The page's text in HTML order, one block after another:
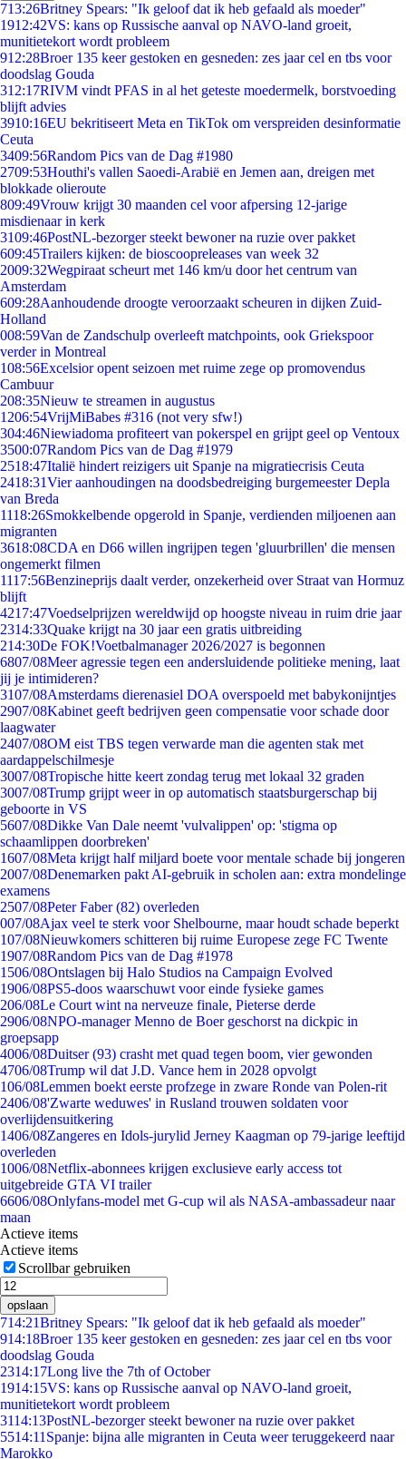
713:26Britney Spears: "Ik geloof dat ik heb gefaald als moeder"
1912:42VS: kans op Russische aanval op NAVO-land groeit,
munitietekort wordt probleem
912:28Broer 135 keer gestoken en gesneden: zes jaar cel en tbs voor
doodslag Gouda
312:17RIVM vindt PFAS in al het geteste moedermelk, borstvoeding
blijft advies
3910:16EU bekritiseert Meta en TikTok om verspreiden desinformatie
Ceuta
3409:56Random Pics van de Dag #1980
2709:53Houthi's vallen Saoedi-Arabië en Jemen aan, dreigen met
blokkade olieroute
809:49Vrouw krijgt 30 maanden cel voor afpersing 12-jarige
misdienaar in kerk
3109:46PostNL-bezorger steekt bewoner na ruzie over pakket
609:45Trailers kijken: de bioscoopreleases van week 32
2009:32Wegpiraat scheurt met 146 km/u door het centrum van
Amsterdam
609:28Aanhoudende droogte veroorzaakt scheuren in dijken Zuid-
Holland
008:59Van de Zandschulp overleeft matchpoints, ook Griekspoor
verder in Montreal
108:56Excelsior opent seizoen met ruime zege op promovendus
Cambuur
208:35Nieuw te streamen in augustus
1206:54VrijMiBabes #316 (not very sfw!)
304:46Niewiadoma profiteert van pokerspel en grijpt geel op Ventoux
3500:07Random Pics van de Dag #1979
2518:47Italië hindert reizigers uit Spanje na migratiecrisis Ceuta
2418:31Vier aanhoudingen na doodsbedreiging burgemeester Depla
van Breda
1118:26Smokkelbende opgerold in Spanje, verdienden miljoenen aan
migranten
3618:08CDA en D66 willen ingrijpen tegen 'gluurbrillen' die mensen
ongemerkt filmen
1117:56Benzineprijs daalt verder, onzekerheid over Straat van Hormuz
blijft
4217:47Voedselprijzen wereldwijd op hoogste niveau in ruim drie jaar
2314:33Quake krijgt na 30 jaar een gratis uitbreiding
214:30De FOK!Voetbalmanager 2026/2027 is begonnen
6807/08Meer agressie tegen een andersluidende politieke mening, laat
jij je intimideren?
3107/08Amsterdams dierenasiel DOA overspoeld met babykonijntjes
2907/08Kabinet geeft bedrijven geen compensatie voor schade door
laagwater
2407/08OM eist TBS tegen verwarde man die agenten stak met
aardappelschilmesje
3007/08Tropische hitte keert zondag terug met lokaal 32 graden
3007/08Trump grijpt weer in op automatisch staatsburgerschap bij
geboorte in VS
5607/08Dikke Van Dale neemt 'vulvalippen' op: 'stigma op
schaamlippen doorbreken'
1607/08Meta krijgt half miljard boete voor mentale schade bij jongeren
2007/08Denemarken pakt AI-gebruik in scholen aan: extra mondelinge
examens
2507/08Peter Faber (82) overleden
007/08Ajax veel te sterk voor Shelbourne, maar houdt schade beperkt
107/08Nieuwkomers schitteren bij ruime Europese zege FC Twente
1907/08Random Pics van de Dag #1978
1506/08Ontslagen bij Halo Studios na Campaign Evolved
1906/08PS5-doos waarschuwt voor einde fysieke games
206/08Le Court wint na nerveuze finale, Pieterse derde
2906/08NPO-manager Menno de Boer geschorst na dickpic in
groepsapp
4006/08Duitser (93) crasht met quad tegen boom, vier gewonden
4706/08Trump wil dat J.D. Vance hem in 2028 opvolgt
106/08Lemmen boekt eerste profzege in zware Ronde van Polen-rit
2406/08'Zwarte weduwes' in Rusland trouwen soldaten voor
overlijdensuitkering
1406/08Zangeres en Idols-jurylid Jerney Kaagman op 79-jarige leeftijd
overleden
1006/08Netflix-abonnees krijgen exclusieve early access tot
uitgebreide GTA VI trailer
6606/08Onlyfans-model met G-cup wil als NASA-ambassadeur naar
maan
Actieve items
Actieve items
Scrollbar gebruiken
opslaan
714:21Britney Spears: "Ik geloof dat ik heb gefaald als moeder"
914:18Broer 135 keer gestoken en gesneden: zes jaar cel en tbs voor
doodslag Gouda
2314:17Long live the 7th of October
1914:15VS: kans op Russische aanval op NAVO-land groeit,
munitietekort wordt probleem
3114:13PostNL-bezorger steekt bewoner na ruzie over pakket
5514:11 Spanje: bijna alle migranten in Ceuta weer teruggekeerd naar
Marokko